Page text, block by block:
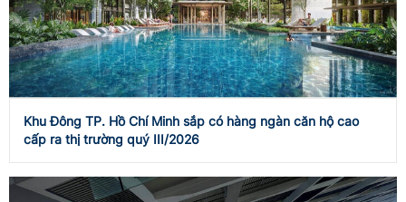
Khu Đông TP. Hồ Chí Minh sắp có hàng ngàn căn hộ cao
cấp ra thị trường quý III/2026